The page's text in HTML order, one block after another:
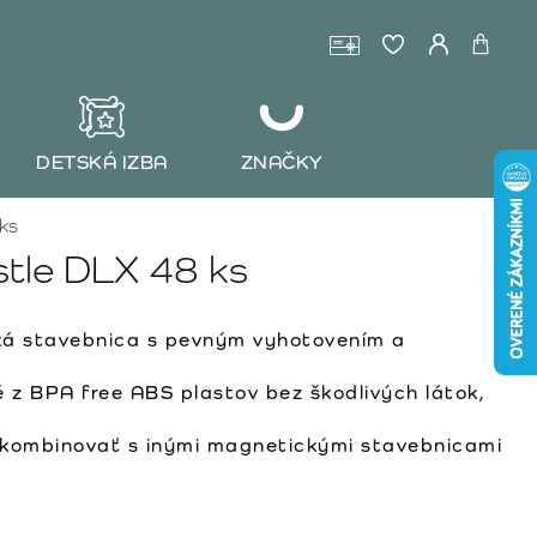
DETSKÁ IZBA ZNAČKY
DLX 48 ks
stavebnica s pevným vyhotovením a
z BPA free ABS plastov bez škodlivých látok,
s inými magnetickými stavebnicami